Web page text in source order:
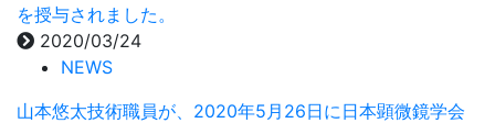
を授与されました。
2020/03/24
NEWS
山本悠太技術職員が、2020年5月26日に日本顕微鏡学会